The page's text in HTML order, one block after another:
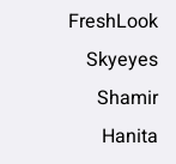
FreshLook
Skyeyes
Shamir
Hanita